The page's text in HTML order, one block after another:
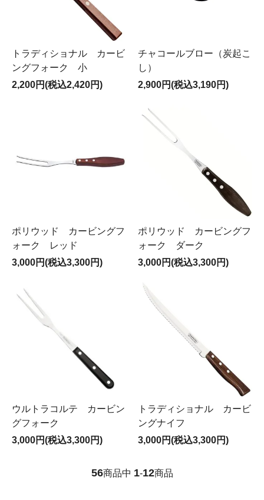
トラディショナル カービ
ングフォーク 小
2,200円(税込2,420円)
チャコールブロー（炭起こ
し）
2,900円(税込3,190円)
ポリウッド カービングフ
ォーク レッド
3,000円(税込3,300円)
ポリウッド カービングフ
ォーク ダーク
3,000円(税込3,300円)
ウルトラコルテ カービン
グフォーク
3,000円(税込3,300円)
トラディショナル カービ
ングナイフ
3,000円(税込3,300円)
56商品中 1-12商品